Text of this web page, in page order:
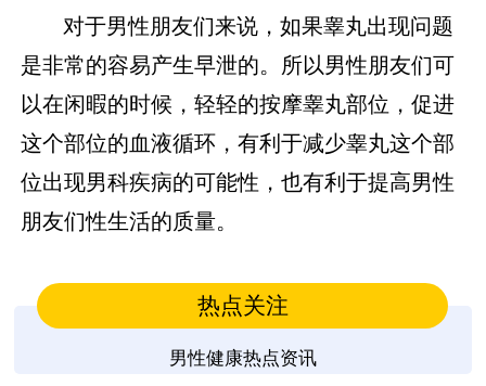
对于男性朋友们来说，如果睾丸出现问题
是非常的容易产生早泄的。所以男性朋友们可
以在闲暇的时候，轻轻的按摩睾丸部位，促进
这个部位的血液循环，有利于减少睾丸这个部
位出现男科疾病的可能性，也有利于提高男性
朋友们性生活的质量。
热点关注
男性健康热点资讯